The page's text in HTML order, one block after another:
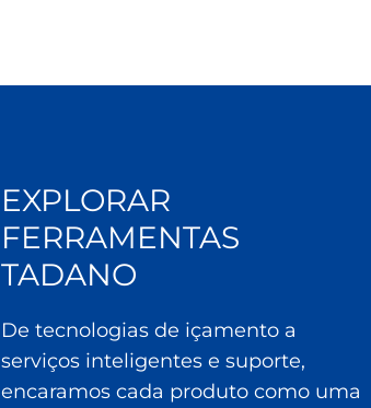
EXPLORAR
FERRAMENTAS
TADANO
De tecnologias de içamento a
serviços inteligentes e suporte,
encaramos cada produto como uma